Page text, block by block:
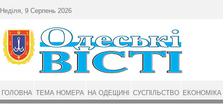
Неділя, 9 Серпень 2026
ГОЛОВНА ТЕМА НОМЕРА НА ОДЕЩИНІ СУСПІЛЬСТВО ЕКОНОМІКА